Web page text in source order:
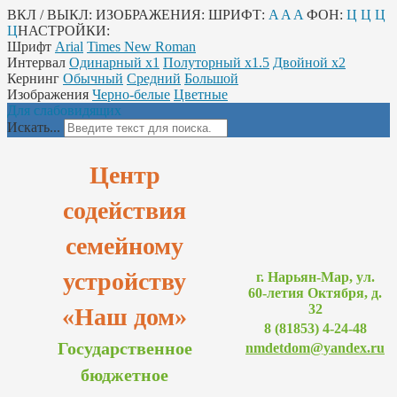
ВКЛ / ВЫКЛ: ИЗОБРАЖЕНИЯ: ШРИФТ: A A A ФОН: Ц Ц Ц
ЦНАСТРОЙКИ:
Шрифт Arial Times New Roman
Интервал Одинарный х1 Полуторный х1.5 Двойной х2
Кернинг Обычный Средний Большой
Изображения Черно-белые Цветные
Для слабовидящих
Искать...
Центр
содействия
семейному
устройству
«Наш дом»
Государственное
бюджетное
г. Нарьян-Мар, ул.
60-летия Октября, д.
32
8 (81853) 4-24-48
nmdetdom@yandex.ru